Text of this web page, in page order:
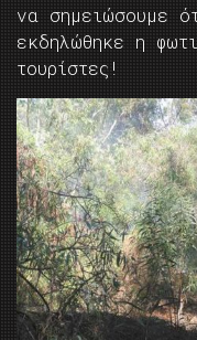
να σημειώσουμε
εκδηλώθηκε η
τουρίστες!